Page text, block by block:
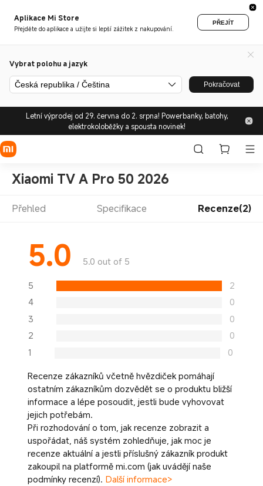
Aplikace Mi Store
Přejděte do aplikace a užijte si lepší zážitek z nakupování.
PŘEJÍT
Vybrat polohu a jazyk
Česká republika / Čeština Pokračovat
Letní výprodej od 29. června do 2. srpna! Powerbanky, batohy,
elektrokoloběžky a spousta novinek!
Xiaomi TV A Pro 50 2026
Přehled Specifikace Recenze(2)
5.0 5.0 out of 5
5
2
4
0
3
0
2
0
1
0
Recenze zákazníků včetně hvězdiček pomáhají
ostatním zákazníkům dozvědět se o produktu bližší
informace a lépe posoudit, jestli bude vyhovovat
jejich potřebám.
Při rozhodování o tom, jak recenze zobrazit a
uspořádat, náš systém zohledňuje, jak moc je
recenze aktuální a jestli příslušný zákazník produkt
zakoupil na platformě mi.com (jak uvádějí naše
podmínky recenzí). Další informace>